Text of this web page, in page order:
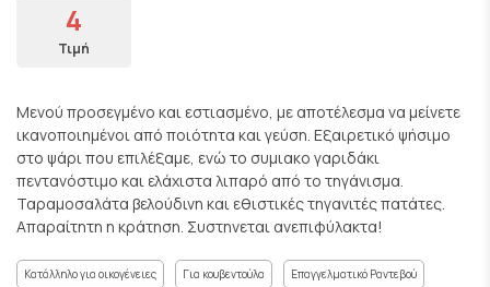
4
Τιμή
Μενού προσεγμένο και εστιασμένο, με αποτέλεσμα να μείνετε
ικανοποιημένοι από ποιότητα και γεύση. Εξαιρετικό ψήσιμο
στο ψάρι που επιλέξαμε, ενώ το συμιακο γαριδάκι
πεντανόστιμο και ελάχιστα λιπαρό από το τηγάνισμα.
Ταραμοσαλάτα βελούδινη και εθιστικές τηγανιτές πατάτες.
Απαραίτητη η κράτηση. Συστηνεται ανεπιφύλακτα!
Κατάλληλο για οικογένειες Για κουβεντούλα Επαγγελματικό Ραντεβού